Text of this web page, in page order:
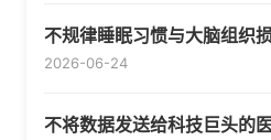
不规律睡眠习惯与大脑组织
2026-06-24
不将数据发送给科技巨头的